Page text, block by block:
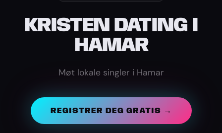
KRISTEN DATING I
HAMAR
Møt lokale singler i Hamar
REGISTRER DEG GRATIS →